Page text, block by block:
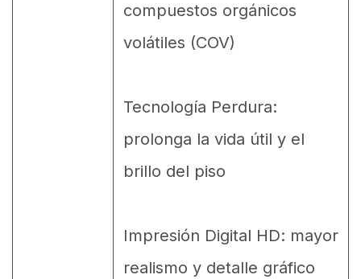
compuestos orgánicos
volátiles (COV)
Tecnología Perdura:
prolonga la vida útil y el
brillo del piso
Impresión Digital HD: mayor
realismo y detalle gráfico